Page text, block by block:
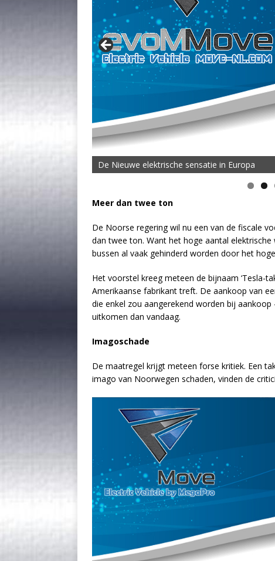
De Nieuwe elektrische sensatie in Europa
De MOVE Vigorous 1500 Highline | 45 km
Meer dan twee ton
De Noorse regering wil nu een van de fiscale
dan twee ton. Want het hoge aantal
bussen al vaak gehinderd worden door het
Het voorstel kreeg meteen de bijnaam ‘Tesla-
Amerikaanse fabrikant treft. De aankoop van
die enkel zou aangerekend worden bij
uitkomen dan vandaag.
Imagoschade
De maatregel krijgt meteen forse kritiek. Een
imago van Noorwegen schaden, vinden de